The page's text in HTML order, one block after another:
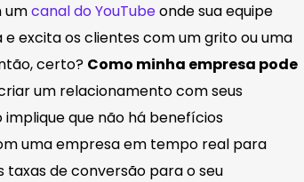
umcanal do YouTubeonde sua equipe
excita os clientes com um grito ou uma
certo? Como minha empresa pode
um relacionamento com seus
que não há benefícios
uma empresa em tempo real para
de conversão para o seu